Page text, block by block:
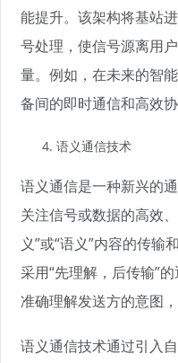
能提升。该架构将基站
号处理，使信号源离用
量。例如，在未来的智
备间的即时通信和高效
语义通信技术
语义通信是一种新兴的
关注信号或数据的高效
义”或“语义”内容的传输
采用“先理解，后传输”
准确理解发送方的意图
语义通信技术通过引入